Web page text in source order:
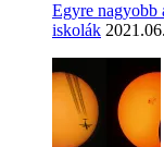
Egyre nagyobb
iskolák